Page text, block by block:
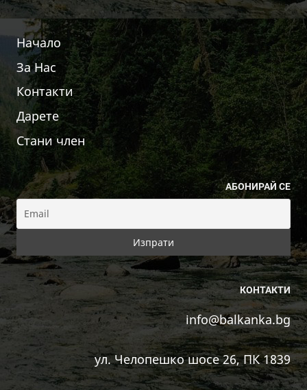
Начало
За Нас
Контакти
Дарете
Стани член
АБОНИРАЙ СЕ
КОНТАКТИ
info@balkanka.bg
ул. Челопешко шосе 26, ПК 1839